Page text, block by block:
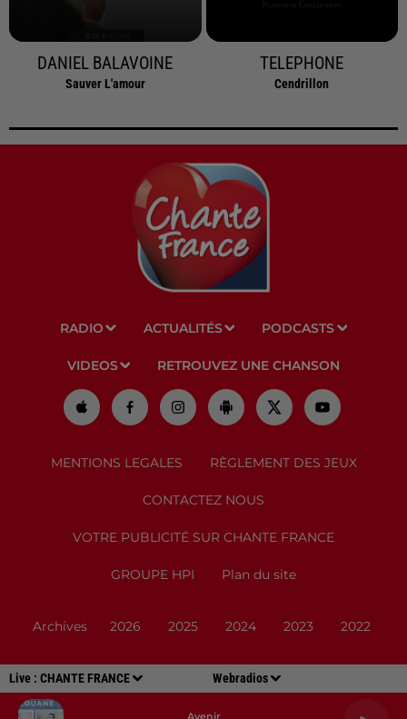
Live : CHANTE FRANCE Webradios
Avenir
DANIEL BALAVOINE
Sauver L'amour
TELEPHONE
Cendrillon
RADIO ACTUALITÉS PODCASTS
VIDEOS RETROUVEZ UNE CHANSON
MENTIONS LEGALES RÈGLEMENT DES JEUX
CONTACTEZ NOUS
VOTRE PUBLICITÉ SUR CHANTE FRANCE
GROUPE HPI Plan du site
Archives 2026 2025 2024 2023 2022